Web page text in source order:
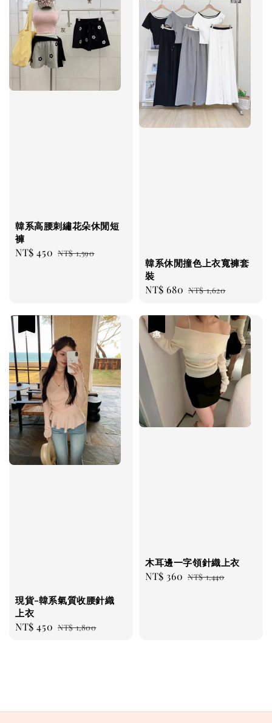
韓系高腰刺繡花朵休閒短
褲
Sale
NT$ 450 Regular
NT$ 1,590
韓系休閒撞色上衣寬褲套
裝
Sale
NT$ 680 Regular
NT$ 1,620
現貨-韓系氣質收腰針織
上衣
Sale
NT$ 450 Regular
NT$ 1,800
木耳邊一字領針織上衣
Sale
NT$ 360 Regular
NT$ 1,440